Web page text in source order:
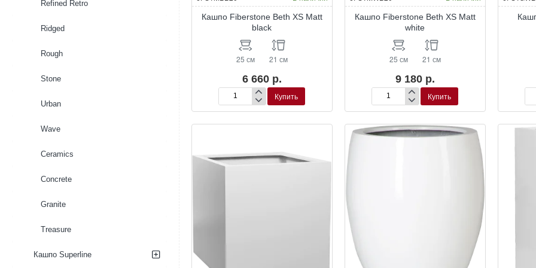
Refined Retro
Ridged
Rough
Stone
Urban
Wave
Ceramics
Concrete
Granite
Treasure
Кашпо Superline
Кашпо Fiberstone Beth XS Matt
black
25 см 21 см
6 660 р.
Кашпо
Fiberstone
Beth
black
Купить
Кашпо Fiberstone Beth XS Matt
white
25 см 21 см
9 180 р.
Кашпо
Fiberstone
Beth
XS
Купить